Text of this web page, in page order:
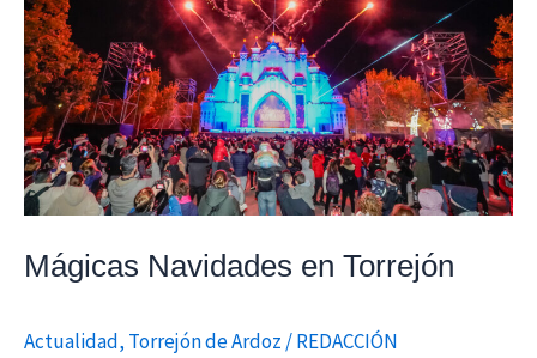
Mágicas Navidades en Torrejón
Actualidad, Torrejón de Ardoz /REDACCIÓN